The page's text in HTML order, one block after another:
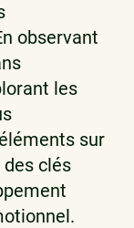
observant
les
sur
clés